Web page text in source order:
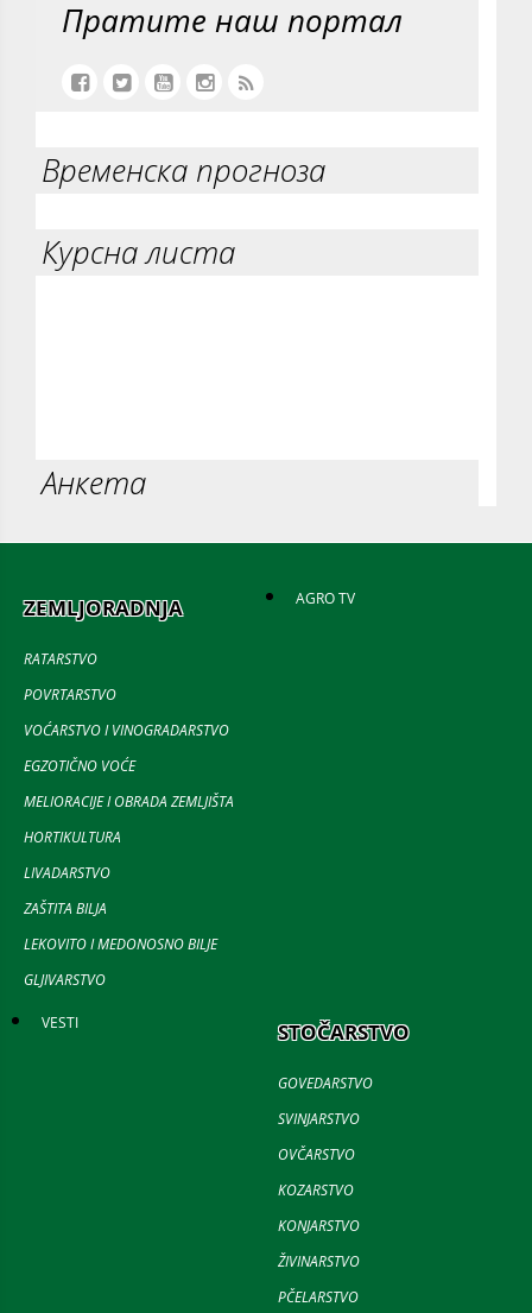
Пратите наш портал
Временска прогноза
Курсна листа
Анкета
ZEMLJORADNJA
RATARSTVO
POVRTARSTVO
VOĆARSTVO I VINOGRADARSTVO
EGZOTIČNO VOĆE
MELIORACIJE I OBRADA ZEMLJIŠTA
HORTIKULTURA
LIVADARSTVO
ZAŠTITA BILJA
LEKOVITO I MEDONOSNO BILJE
GLJIVARSTVO
AGRO TV
VESTI STOČARSTVO
GOVEDARSTVO
SVINJARSTVO
OVČARSTVO
KOZARSTVO
KONJARSTVO
ŽIVINARSTVO
PČELARSTVO